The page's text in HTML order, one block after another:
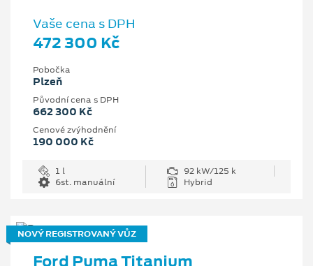
Vaše cena s DPH
472 300 Kč
Pobočka
Plzeň
Původní cena s DPH
662 300 Kč
Cenové zvýhodnění
190 000 Kč
1 l
92 kW/125 k
6st. manuální
Hybrid
NOVÝ REGISTROVANÝ VŮZ
Ford Puma Titanium